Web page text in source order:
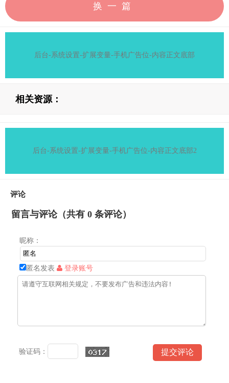
换一篇
后台-系统设置-扩展变量-手机广告位-内容正文底部
相关资源：
后台-系统设置-扩展变量-手机广告位-内容正文底部2
评论
留言与评论（共有 0 条评论）
昵称：
匿名发表 登录账号
验证码：